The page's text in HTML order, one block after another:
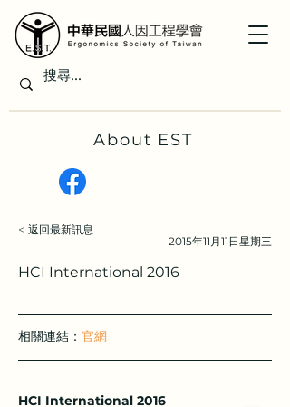
About EST
< 返回最新訊息
2015年11月11日星期三
HCI International 2016
相關連結： 官網
HCI International 2016